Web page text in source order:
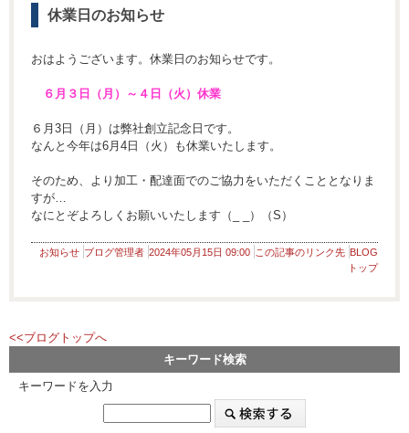
休業日のお知らせ
おはようございます。休業日のお知らせです。
６月３日（月）～４日（火）休業
６月3日（月）は弊社創立記念日です。
なんと今年は6月4日（火）も休業いたします。
そのため、より加工・配達面でのご協力をいただくこととなりま
すが…
なにとぞよろしくお願いいたします（_ _）（S）
お知らせ ブログ管理者 2024年05月15日 09:00 この記事のリンク先 BLOG
トップ
<<ブログトップへ
キーワード検索
キーワードを入力